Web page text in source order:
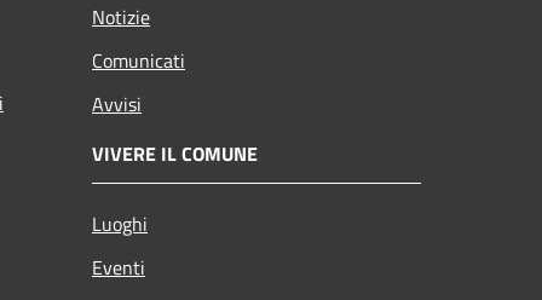
Notizie
Comunicati
Avvisi
VIVERE IL COMUNE
Luoghi
Eventi